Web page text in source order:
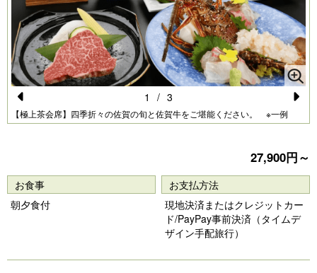
Pr
o
u
【極上茶会席】四季折々の佐賀の旬と佐賀牛をご堪能ください。 ※一例
xt
1 / 3
27,900円～
お食事
朝夕食付
お支払方法
現地決済またはクレジットカー
ド/PayPay事前決済（タイムデ
ザイン手配旅行）